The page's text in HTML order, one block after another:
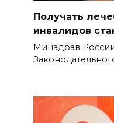
Получать
инвалидов
Минздрав